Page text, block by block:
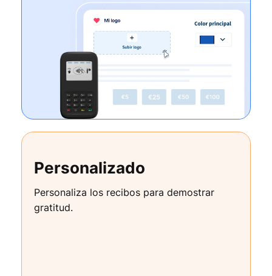
Personalizado
Personaliza los recibos para demostrar
gratitud.